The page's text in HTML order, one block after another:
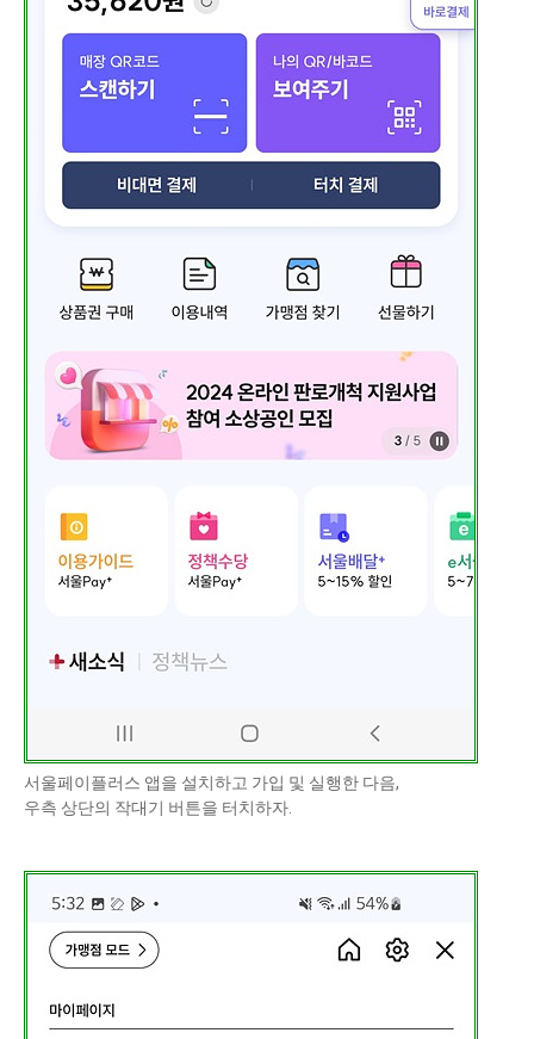
서울페이플러스 앱을 설치하고 가입 및 실행한 다음,
우측 상단의 작대기 버튼을 터치하자.